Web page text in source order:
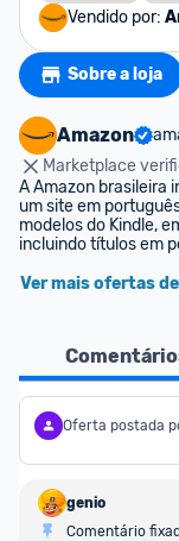
Vendido por:
Sobre a loja
Amazon
Marketplace
A Amazon brasileira
um site em
modelos do Kindle,
incluindo títulos em
Ver mais ofertas
Oferta postada
genio
Comentário